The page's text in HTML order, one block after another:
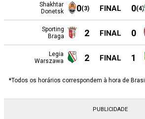
Shakhtar
Donetsk
0(3) FINAL 0(4)
Sporting
Braga
2 FINAL 0
Legia
Warszawa
2 FINAL 1
*Todos os horários correspondem à hora de Brasil